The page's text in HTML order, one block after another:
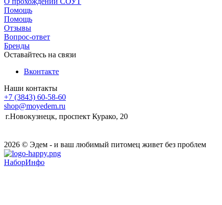
Помощь
Помощь
Отзывы
Вопрос-ответ
Бренды
Оставайтесь на связи
Вконтакте
Наши контакты
+7 (3843) 60-58-60
shop@moyedem.ru
г.Новокузнецк, проспект Курако, 20
2026 © Эдем - и ваш любимый питомец живет без проблем
НаборИнфо